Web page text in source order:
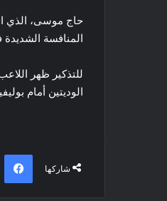
حاج موسى، الذي
المنافسة
للتذكير ظهر
الوديتين أمام
شاركها